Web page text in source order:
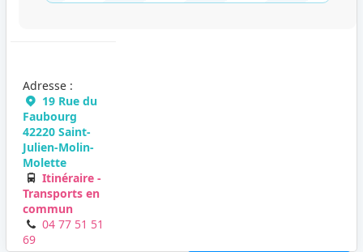
Adresse :
19 Rue du
Faubourg
42220 Saint-
Julien-Molin-
Molette
Itinéraire -
Transports en
commun
04 77 51 51
69